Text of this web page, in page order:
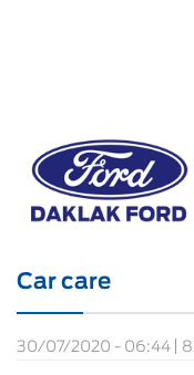
Home Chưa
Car care
30/07/2020 - 06:44